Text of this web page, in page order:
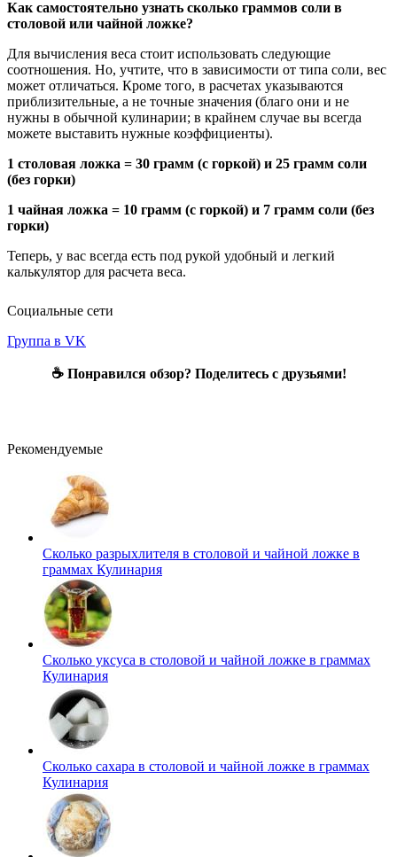
Как самостоятельно узнать сколько граммов соли в
столовой или чайной ложке?
Для вычисления веса стоит использовать следующие
соотношения. Но, учтите, что в зависимости от типа соли, вес
может отличаться. Кроме того, в расчетах указываются
приблизительные, а не точные значения (благо они и не
нужны в обычной кулинарии; в крайнем случае вы всегда
можете выставить нужные коэффициенты).
1 столовая ложка = 30 грамм (с горкой) и 25 грамм соли
(без горки)
1 чайная ложка = 10 грамм (с горкой) и 7 грамм соли (без
горки)
Теперь, у вас всегда есть под рукой удобный и легкий
калькулятор для расчета веса.
Социальные сети
Группа в VK
☕ Понравился обзор? Поделитесь с друзьями!
Рекомендуемые
Сколько разрыхлителя в столовой и чайной ложке в
граммах Кулинария
Сколько уксуса в столовой и чайной ложке в граммах
Кулинария
Сколько сахара в столовой и чайной ложке в граммах
Кулинария